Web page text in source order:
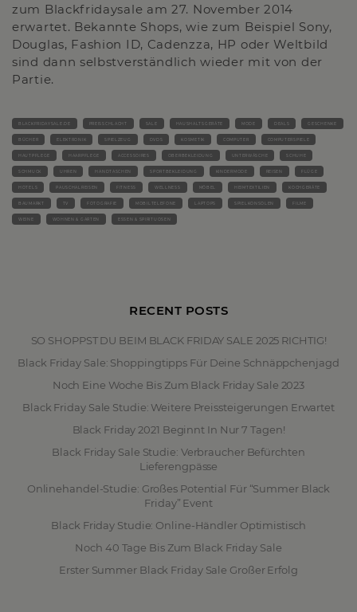
zum Blackfridaysale am 27. November 2014
erwartet. Bekannte Shops, wie zum Beispiel Sony,
Douglas, Fashion ID, Cadenzza, HP oder Weltbild
sind dann selbstverständlich wieder mit von der
Partie.
BLACKFRIDAYSALE.DE PREISSCHLACHT SALE HAUSHALTSGERÄTE MODE DEALS GESCHENKE
BÜCHER ELEKTRONIK SPIELZEUG DVDS KOSMETIK COMPUTER COMPUTERSPIELE
HAUTPFLEGE HAARPFLEGE ACCESSOIRES OBERBEKLEIDUNG UNTERWÄSCHE SCHUHE
SCHMUCK UHREN HANDTASCHEN SPORTBEKLEIDUNG KINDERMODE REISEN FLÜGE
HOTELS PAUSCHALREISEN FITNESS WELLNESS MÖBEL HEIMTEXTILIEN KOCHGERÄTE
BAUMARKT TV FOTOGRAFIE MOBILTELEFONE LAPTOPS SPIELKONSOLEN FILME
WEINE WOHNEN & GARTEN ESSEN & SPIRITUOSEN
RECENT POSTS
SO SHOPPST DU BEIM BLACK FRIDAY SALE 2025 RICHTIG!
Black Friday Sale: Shoppingtipps Für Deine Schnäppchenjagd
Noch Eine Woche Bis Zum Black Friday Sale 2023
Black Friday Sale Studie: Weitere Preissteigerungen Erwartet
Black Friday 2021 Beginnt In Nur 7 Tagen!
Black Friday Sale Studie: Verbraucher Befürchten
Lieferengpässe
Onlinehandel-Studie: Großes Potential Für “Summer Black
Friday” Event
Black Friday Studie: Online-Händler Optimistisch
Noch 40 Tage Bis Zum Black Friday Sale
Erster Summer Black Friday Sale Großer Erfolg